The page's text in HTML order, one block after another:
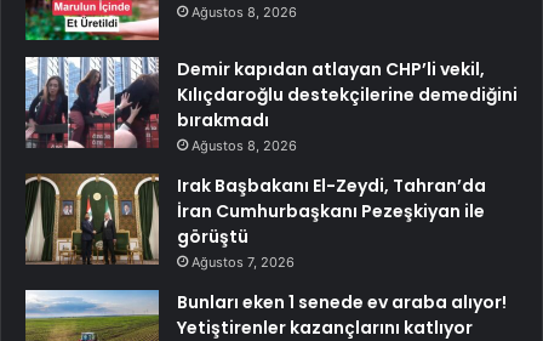
Ağustos 8, 2026
Demir kapıdan atlayan CHP’li vekil,
Kılıçdaroğlu destekçilerine demediğini
bırakmadı
Ağustos 8, 2026
Irak Başbakanı El-Zeydi, Tahran’da
İran Cumhurbaşkanı Pezeşkiyan ile
görüştü
Ağustos 7, 2026
Bunları eken 1 senede ev araba alıyor!
Yetiştirenler kazançlarını katlıyor